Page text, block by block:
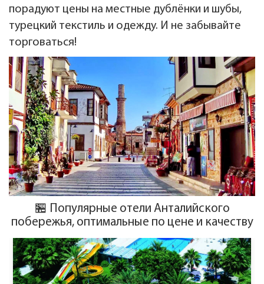
порадуют цены на местные дублёнки и шубы,
турецкий текстиль и одежду. И не забывайте
торговаться!
🏪 Популярные отели Анталийского
побережья, оптимальные по цене и качеству